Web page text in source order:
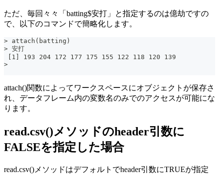
ただ、毎回々々「batting$安打」と指定するのは億劫ですの
で、以下のコマンドで簡略化します。
> attach(batting)
> 安打
[1] 193 204 172 177 175 155 122 118 120 139
>
attach()関数によってワークスペースにオブジェクトが保存さ
れ、データフレーム内の変数名のみでのアクセスが可能にな
ります。
read.csv()メソッドのheader引数に
FALSEを指定した場合
read.csv()メソッドはデフォルトでheader引数にTRUEが指定